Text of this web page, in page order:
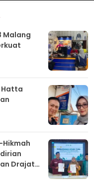
Malang
Hatta
Hikmah
Drajat